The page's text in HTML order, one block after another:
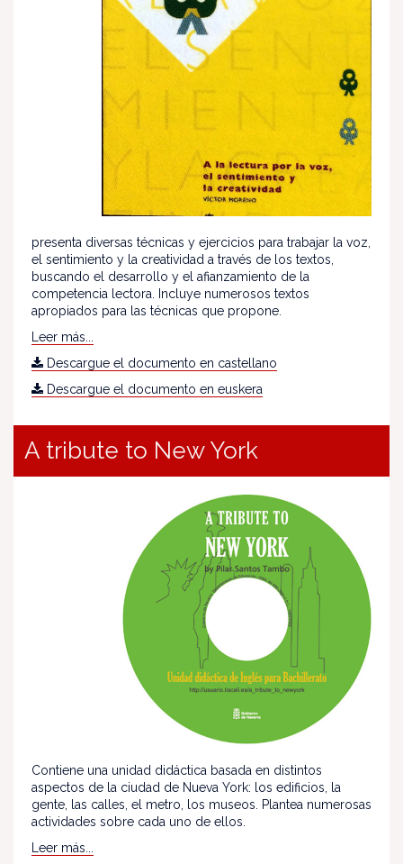
presenta diversas técnicas y ejercicios para trabajar la voz,
el sentimiento y la creatividad a través de los textos,
buscando el desarrollo y el afianzamiento de la
competencia lectora. Incluye numerosos textos
apropiados para las técnicas que propone.
Leer más...
Descargue el documento en castellano
Descargue el documento en euskera
A tribute to New York
Contiene una unidad didáctica basada en distintos
aspectos de la ciudad de Nueva York: los edificios, la
gente, las calles, el metro, los museos. Plantea numerosas
actividades sobre cada uno de ellos.
Leer más...